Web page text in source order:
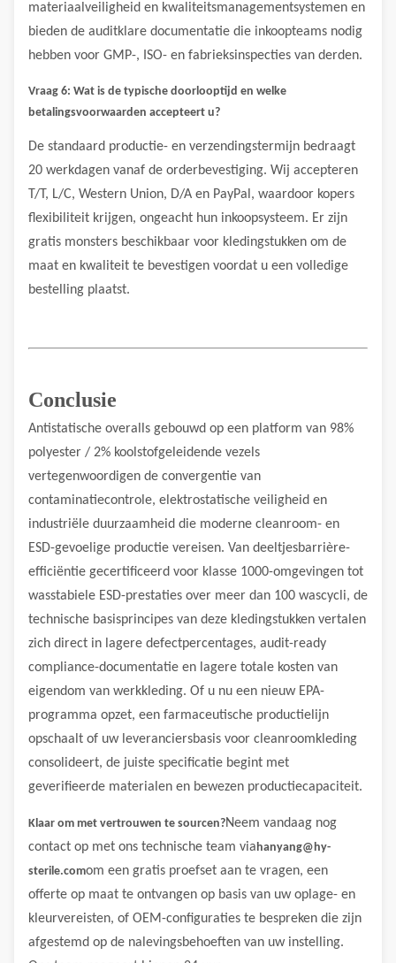
materiaalveiligheid en kwaliteitsmanagementsystemen en
bieden de auditklare documentatie die inkoopteams nodig
hebben voor GMP-, ISO- en fabrieksinspecties van derden.
Vraag 6: Wat is de typische doorlooptijd en welke
betalingsvoorwaarden accepteert u?
De standaard productie- en verzendingstermijn bedraagt ​​
20 werkdagen vanaf de orderbevestiging. Wij accepteren
T/T, L/C, Western Union, D/A en PayPal, waardoor kopers
flexibiliteit krijgen, ongeacht hun inkoopsysteem. Er zijn
gratis monsters beschikbaar voor kledingstukken om de
maat en kwaliteit te bevestigen voordat u een volledige
bestelling plaatst.
Conclusie
Antistatische overalls gebouwd op een platform van 98%
polyester / 2% koolstofgeleidende vezels
vertegenwoordigen de convergentie van
contaminatiecontrole, elektrostatische veiligheid en
industriële duurzaamheid die moderne cleanroom- en
ESD-gevoelige productie vereisen. Van deeltjesbarrière-
efficiëntie gecertificeerd voor klasse 1000-omgevingen tot
wasstabiele ESD-prestaties over meer dan 100 wascycli, de
technische basisprincipes van deze kledingstukken vertalen
zich direct in lagere defectpercentages, audit-ready
compliance-documentatie en lagere totale kosten van
eigendom van werkkleding. Of u nu een nieuw EPA-
programma opzet, een farmaceutische productielijn
opschaalt of uw leveranciersbasis voor cleanroomkleding
consolideert, de juiste specificatie begint met
geverifieerde materialen en bewezen productiecapaciteit.
Klaar om met vertrouwen te sourcen?Neem vandaag nog
contact op met ons technische team viahanyang@hy-
sterile.comom een ​​gratis proefset aan te vragen, een
offerte op maat te ontvangen op basis van uw oplage- en
kleurvereisten, of OEM-configuraties te bespreken die zijn
afgestemd op de nalevingsbehoeften van uw instelling.